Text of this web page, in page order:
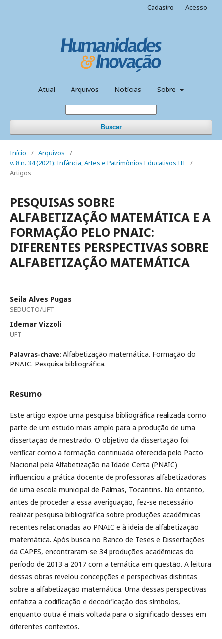
Atual Arquivos Notícias Sobre
Buscar
Cadastro Acesso
Início / Arquivos
/
v. 8 n. 34 (2021): Infância, Artes e Patrimônios Educativos III
/
Artigos
PESQUISAS SOBRE
ALFABETIZAÇÃO MATEMÁTICA E A
FORMAÇÃO PELO PNAIC:
DIFERENTES PERSPECTIVAS SOBRE
ALFABETIZAÇÃO MATEMÁTICA
Seila Alves Pugas
SEDUCTO/UFT
Idemar Vizzoli
UFT
Palavras-chave: Alfabetização matemática. Formação do
PNAIC. Pesquisa bibliográfica.
Resumo
Este artigo expõe uma pesquisa bibliográfica realizada como
parte de um estudo mais amplo para a produção de uma
dissertação de mestrado. O objetivo da dissertação foi
verificar como a formação continuada oferecida pelo Pacto
Nacional pela Alfabetização na Idade Certa (PNAIC)
influenciou a prática docente de professoras alfabetizadoras
de uma escola municipal de Palmas, Tocantins. No entanto,
antes de proceder a essa averiguação, fez-se necessário
realizar pesquisa bibliográfica sobre produções acadêmicas
recentes relacionadas ao PNAIC e à ideia de alfabetização
matemática. Após busca no Banco de Teses e Dissertações
da CAPES, encontraram-se 34 produções acadêmicas do
período de 2013 a 2017 com a temática em questão. A leitura
dessas obras revelou concepções e perspectivas distintas
sobre a alfabetização matemática. Uma dessas perspectivas
enfatiza a codificação e decodificação dos símbolos,
enquanto outra é mais voltada para o significado desses em
diferentes contextos.